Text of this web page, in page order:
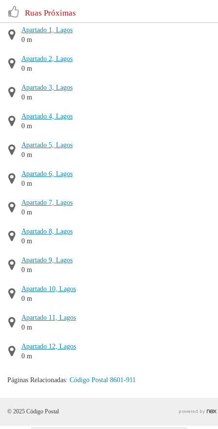
Ruas Próximas
Apartado 1, Lagos
0 m
Apartado 2, Lagos
0 m
Apartado 3, Lagos
0 m
Apartado 4, Lagos
0 m
Apartado 5, Lagos
0 m
Apartado 6, Lagos
0 m
Apartado 7, Lagos
0 m
Apartado 8, Lagos
0 m
Apartado 9, Lagos
0 m
Apartado 10, Lagos
0 m
Apartado 11, Lagos
0 m
Apartado 12, Lagos
0 m
Páginas Relacionadas: Código Postal 8601-911
© 2025 Código Postal